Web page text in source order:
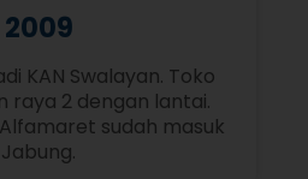
2009
KAN Swalayan. Toko
raya 2 dengan lantai.
sudah masuk
Jabung.